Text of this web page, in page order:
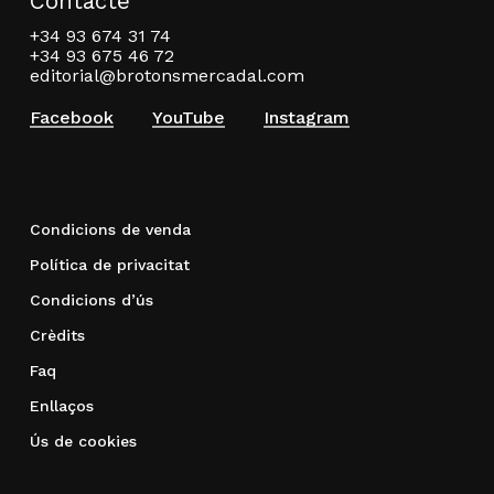
+34 93 674 31 74
+34 93 675 46 72
editorial@brotonsmercadal.com
Facebook
YouTube Instagram
Condicions de venda
Política de privacitat
Condicions d’ús
Crèdits
Faq
Enllaços
Ús de cookies